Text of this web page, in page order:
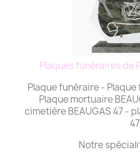
Plaques funéraires de
Plaque funéraire - Plaque
Plaque mortuaire
cimetière BEAUGAS 47 -
47
Notre